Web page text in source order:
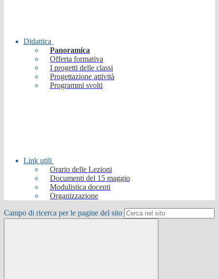
Didattica
Panoramica
Offerta formativa
I progetti delle classi
Progettazione attività
Programmi svolti
Link utili
Orario delle Lezioni
Documenti del 15 maggio
Modulistica docenti
Organizzazione
Campo di ricerca per le pagine del sito